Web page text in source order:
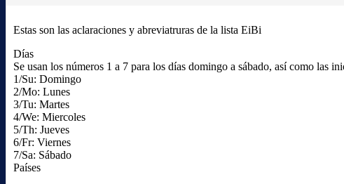
Estas son las aclaraciones y abreviatruras de la lista EiBi
Días
Se usan los números 1 a 7 para los días domingo a sábado, así como las
1/Su: Domingo
2/Mo: Lunes
3/Tu: Martes
4/We: Miercoles
5/Th: Jueves
6/Fr: Viernes
7/Sa: Sábado
Países